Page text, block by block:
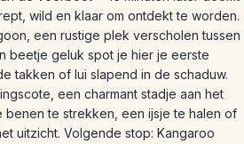
wild en klaar om ontdekt te worden.
een rustige plek verscholen tussen
beetje geluk spot je hier je eerste
takken of lui slapend in de schaduw.
een charmant stadje aan het
benen te strekken, een ijsje te halen of
uitzicht. Volgende stop: Kangaroo